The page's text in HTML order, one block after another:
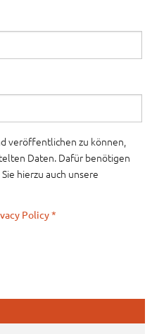
veröffentlichen zu können,
Daten. Dafür benötigen
hierzu auch unsere
Policy*